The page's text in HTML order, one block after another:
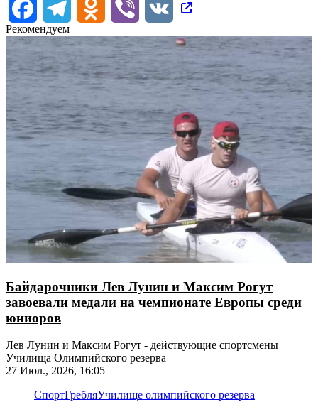
FacebookTelegram Odnoklassniki
Viber
VK
Рекомендуем
Байдарочники Лев Лунин и Максим Рогут
завоевали медали на чемпионате Европы среди
юниоров
Лев Лунин и Максим Рогут - действующие спортсмены
Училища Олимпийского резерва
27 Июл., 2026, 16:05
СпортГребляУчилище олимпийского резерва